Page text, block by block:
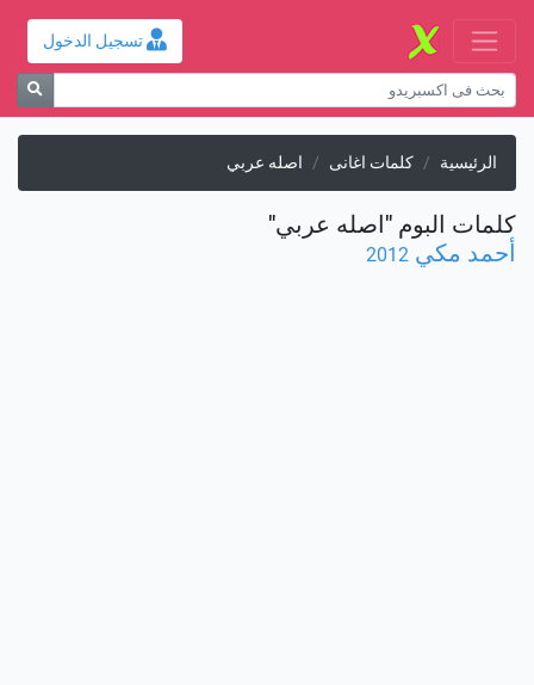
تسجيل الدخول
الرئيسية كلمات اغانى اصله عربي
كلمات البوم "اصله عربي"
أحمد مكي 2012